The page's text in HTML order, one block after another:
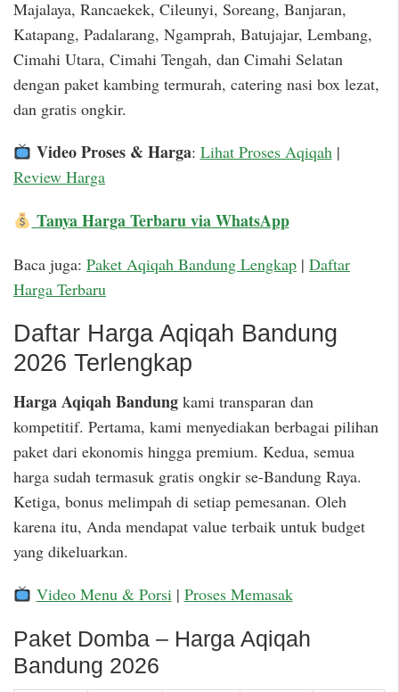
Majalaya, Rancaekek, Cileunyi, Soreang, Banjaran,
Katapang, Padalarang, Ngamprah, Batujajar, Lembang,
Cimahi Utara, Cimahi Tengah, dan Cimahi Selatan
dengan paket kambing termurah, catering nasi box lezat,
dan gratis ongkir.
Video Proses & Harga: Lihat Proses Aqiqah|
Review Harga
Tanya Harga Terbaru via WhatsApp
Baca juga: Paket Aqiqah Bandung Lengkap | Daftar
Harga Terbaru
Daftar Harga Aqiqah Bandung
2026 Terlengkap
Harga Aqiqah Bandung kami transparan dan
kompetitif. Pertama, kami menyediakan berbagai pilihan
paket dari ekonomis hingga premium. Kedua, semua
harga sudah termasuk gratis ongkir se-Bandung Raya.
Ketiga, bonus melimpah di setiap pemesanan. Oleh
karena itu, Anda mendapat value terbaik untuk budget
yang dikeluarkan.
Video Menu & Porsi| Proses Memasak
Paket Domba – Harga Aqiqah
Bandung 2026